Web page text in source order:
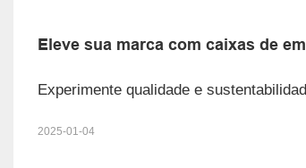
Eleve sua marca com caixas de
Experimente qualidade e
2025-01-04